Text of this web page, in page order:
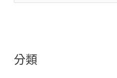
字
分類